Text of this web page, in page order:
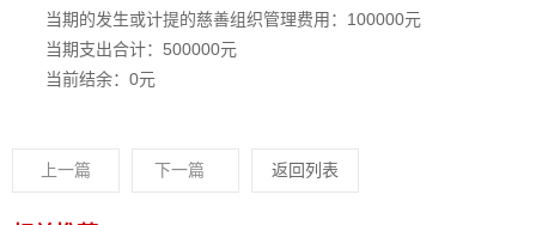
当期的发生或计提的慈善组织管理费用：100000元
当期支出合计：500000元
当前结余：0元
上一篇 下一篇 返回列表